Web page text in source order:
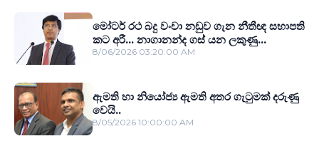
මෝටර් රථ බදු වංචා නඩුව ගැන නීතීඥ සභාපති
කට අරී... නාගානන්ද ගස් යන ලකුණු...
8/06/2026 03:20:00 AM
ඇමති හා නියෝජ්‍ය ඇමති අතර ගැටුමක් දරුණු
වෙයි..
8/05/2026 10:00:00 AM